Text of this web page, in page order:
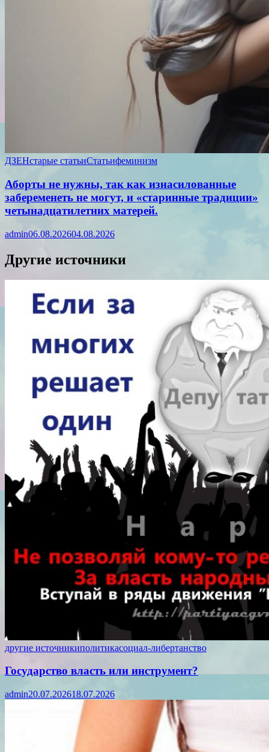
ДЗЕНстарые статьиСтатьифеминизм
Аборты не нужны, так как изнасилованные
забеременеть не могут, и «старинные традиции»
четынадцатилетних матерей.
admin06.08.202604.08.2026
Другие источники
другие источникиполитикасоциал-либертанство
Государство власть или инструмент?
admin20.07.202618.07.2026